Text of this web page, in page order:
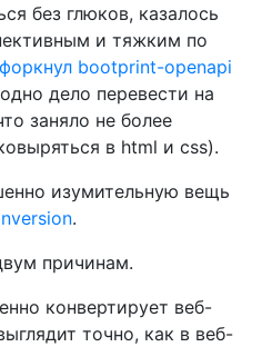
без глюков, казалось
и тяжким по
форкнул bootprint-openapi
дело перевести на
заняло не более
в html и css).
изумительную вещь
.
причинам.
конвертирует веб-
точно, как в веб-